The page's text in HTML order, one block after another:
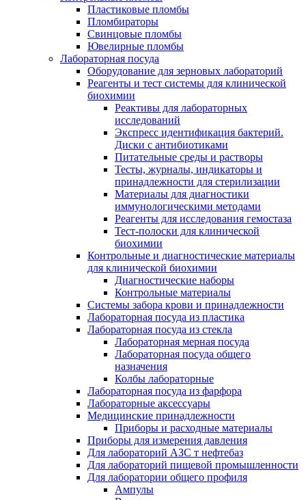
Пластиковые пломбы
Пломбираторы
Свинцовые пломбы
Ювелирные пломбы
Лабораторная посуда
Оборудование для зерновых лабораторий
Реагенты и тест системы для клинической
биохимии
Реактивы для лабораторных
исследований
Экспресс идентификация бактерий.
Диски с антибиотиками
Питательные среды и растворы
Тесты, журналы, индикаторы и
принадлежности для стерилизации
Материалы для диагностики
иммунологическими методами
Реагенты для исследования гемостаза
Тест-полоски для клинической
биохимии
Контрольные и диагностические материалы
для клинической биохимии
Диагностические наборы
Контрольные материалы
Системы забора крови и принадлежности
Лабораторная посуда из пластика
Лабораторная посуда из стекла
Лабораторная мерная посуда
Лабораторная посуда общего
назначения
Колбы лабораторные
Лабораторная посуда из фарфора
Лабораторные аксессуары
Медицинские принадлежности
Приборы и расходные материалы
Приборы для измерения давления
Для лабораторий АЗС т нефтебаз
Для лабораторий пищевой промышленности
Для лаборатории общего профиля
Ампулы